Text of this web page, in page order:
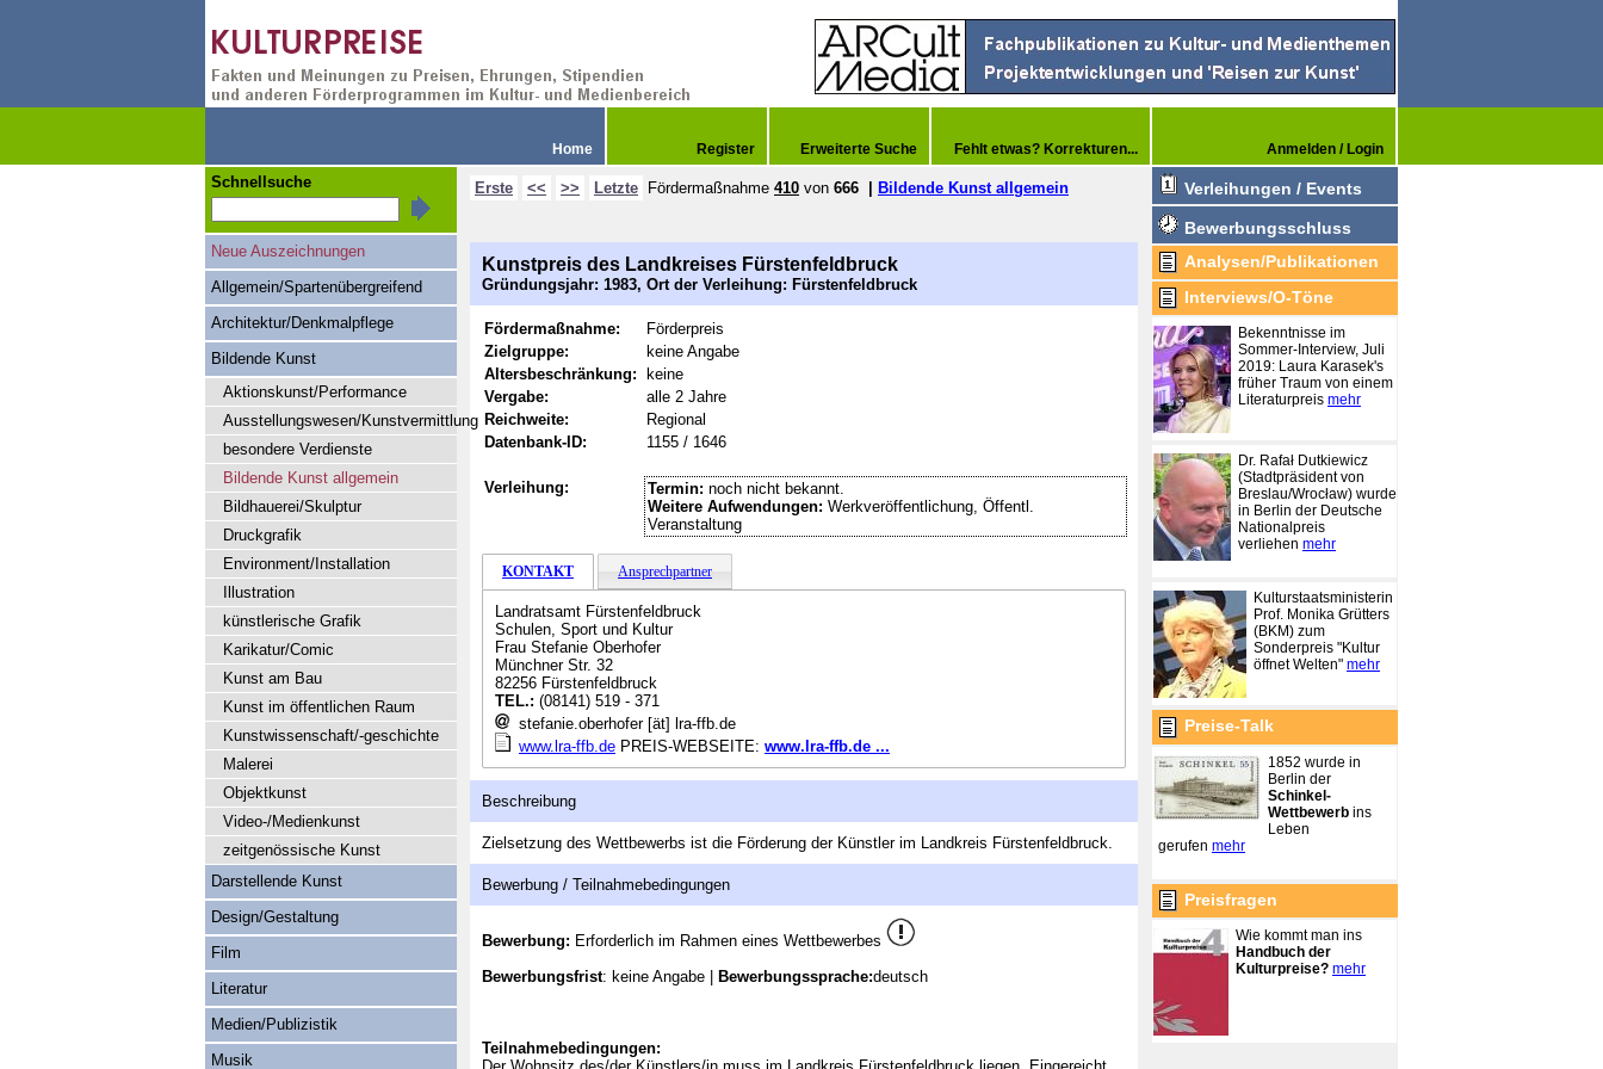
Home Register Erweiterte Suche Fehlt etwas? Korrekturen... Anmelden / Login
Erste << >> Letzte Fördermaßnahme 410 von 666 Bildende Kunst allgemein
Kunstpreis des Landkreises Fürstenfeldbruck
Gründungsjahr: 1983, Ort der Verleihung: Fürstenfeldbruck
Fördermaßnahme:
Förderpreis
Zielgruppe:
keine Angabe
Altersbeschränkung:
keine
Vergabe:
alle 2 Jahre
Reichweite:
Regional
Datenbank-ID:
1155 / 1646
Verleihung: Termin: noch nicht bekannt.
Weitere Aufwendungen: Werkveröffentlichung, Öffentl.
Veranstaltung
KONTAKT Ansprechpartner
Landratsamt Fürstenfeldbruck
Schulen, Sport und Kultur
Frau Stefanie Oberhofer
Münchner Str. 32
82256 Fürstenfeldbruck
TEL.: (08141) 519 - 371
stefanie.oberhofer [ät] lra-ffb.de
www.lra-ffb.de PREIS-WEBSEITE: www.lra-ffb.de ...
Beschreibung
Zielsetzung des Wettbewerbs ist die Förderung der Künstler im Landkreis Fürstenfeldbruck.
Bewerbung / Teilnahmebedingungen
Bewerbung: Erforderlich im Rahmen eines Wettbewerbes
Bewerbungsfrist: keine Angabe | Bewerbungssprache:deutsch
Teilnahmebedingungen:
Schnellsuche
Neue Auszeichnungen
Allgemein/Spartenübergreifend
Architektur/Denkmalpflege
Bildende Kunst
Aktionskunst/Performance
Ausstellungswesen/Kunstvermittlung
besondere Verdienste
Bildende Kunst allgemein
Bildhauerei/Skulptur
Druckgrafik
Environment/Installation
Illustration
künstlerische Grafik
Karikatur/Comic
Kunst am Bau
Kunst im öffentlichen Raum
Kunstwissenschaft/-geschichte
Malerei
Objektkunst
Video-/Medienkunst
zeitgenössische Kunst
Darstellende Kunst
Design/Gestaltung
Film
Literatur
Medien/Publizistik
Musik
Verleihungen / Events
Bewerbungsschluss
Analysen/Publikationen
Interviews/O-Töne
Bekenntnisse im
Sommer-Interview, Juli
2019: Laura Karasek's
früher Traum von einem
Literaturpreis mehr
Dr. Rafał Dutkiewicz
(Stadtpräsident von
Breslau/Wrocław) wurde
in Berlin der Deutsche
Nationalpreis
verliehen mehr
Kulturstaatsministerin
Prof. Monika Grütters
(BKM) zum
Sonderpreis "Kultur
öffnet Welten" mehr
Preise-Talk
1852 wurde in
Berlin der
Schinkel-
Wettbewerb ins
Leben
gerufen mehr
Preisfragen
Wie kommt man ins
Handbuch der
Kulturpreise? mehr